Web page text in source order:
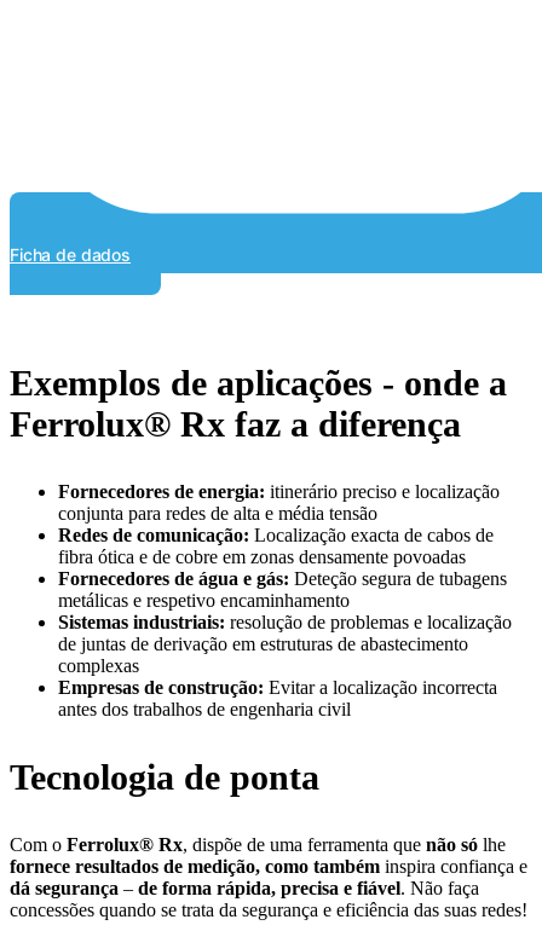
Ficha de dados
Exemplos de aplicações - onde a
Ferrolux® Rx faz a diferença
Fornecedores de energia: itinerário preciso e localização
conjunta para redes de alta e média tensão
Redes de comunicação: Localização exacta de cabos de
fibra ótica e de cobre em zonas densamente povoadas
Fornecedores de água e gás: Deteção segura de tubagens
metálicas e respetivo encaminhamento
Sistemas industriais: resolução de problemas e localização
de juntas de derivação em estruturas de abastecimento
complexas
Empresas de construção: Evitar a localização incorrecta
antes dos trabalhos de engenharia civil
Tecnologia de ponta
Com o Ferrolux® Rx, dispõe de uma ferramenta que não só lhe
fornece resultados de medição, como também inspira confiança e
dá segurança – de forma rápida, precisa e fiável. Não faça
concessões quando se trata da segurança e eficiência das suas redes!